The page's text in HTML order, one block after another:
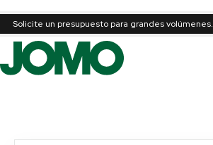
Solicite un presupuesto para grandes volúmenes.